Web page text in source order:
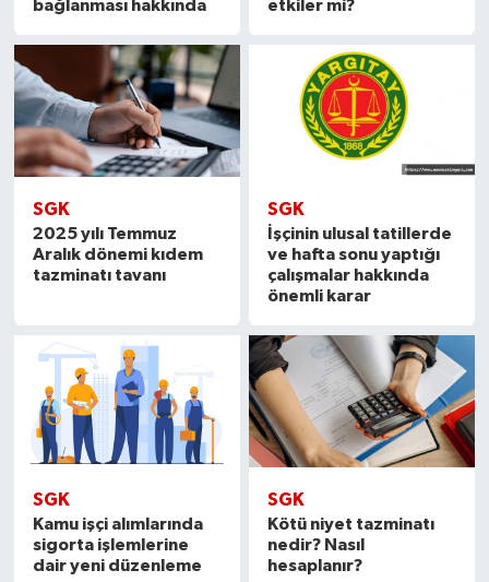
bağlanması hakkında etkiler mi?
SGK
2025 yılı Temmuz
Aralık dönemi kıdem
tazminatı tavanı
SGK
İşçinin ulusal tatillerde
ve hafta sonu yaptığı
çalışmalar hakkında
önemli karar
SGK
Kamu işçi alımlarında
sigorta işlemlerine
dair yeni düzenleme
SGK
Kötü niyet tazminatı
nedir? Nasıl
hesaplanır?